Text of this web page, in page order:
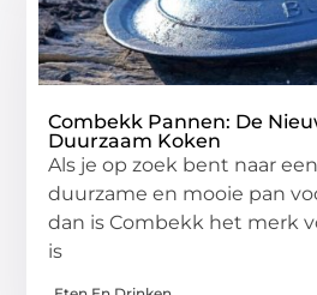
Combekk Pannen: De
Duurzaam Koken
Als je op zoek bent naar
duurzame en mooie pan
dan is Combekk het merk
is